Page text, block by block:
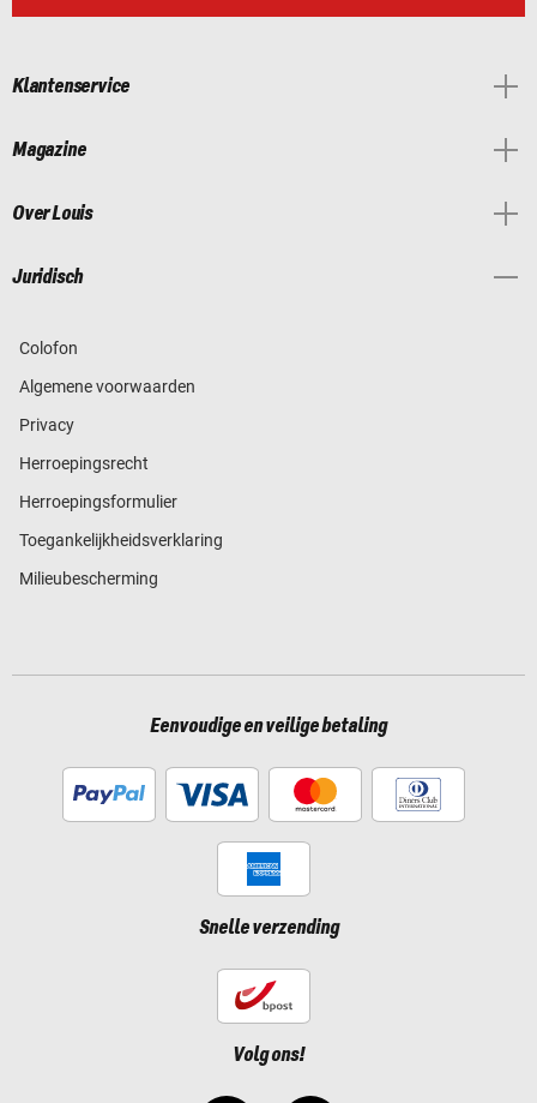
Klantenservice
Magazine
Over Louis
Juridisch
Colofon
Algemene voorwaarden
Privacy
Herroepingsrecht
Herroepingsformulier
Toegankelijkheidsverklaring
Milieubescherming
Eenvoudige en veilige betaling
Snelle verzending
Volg ons!